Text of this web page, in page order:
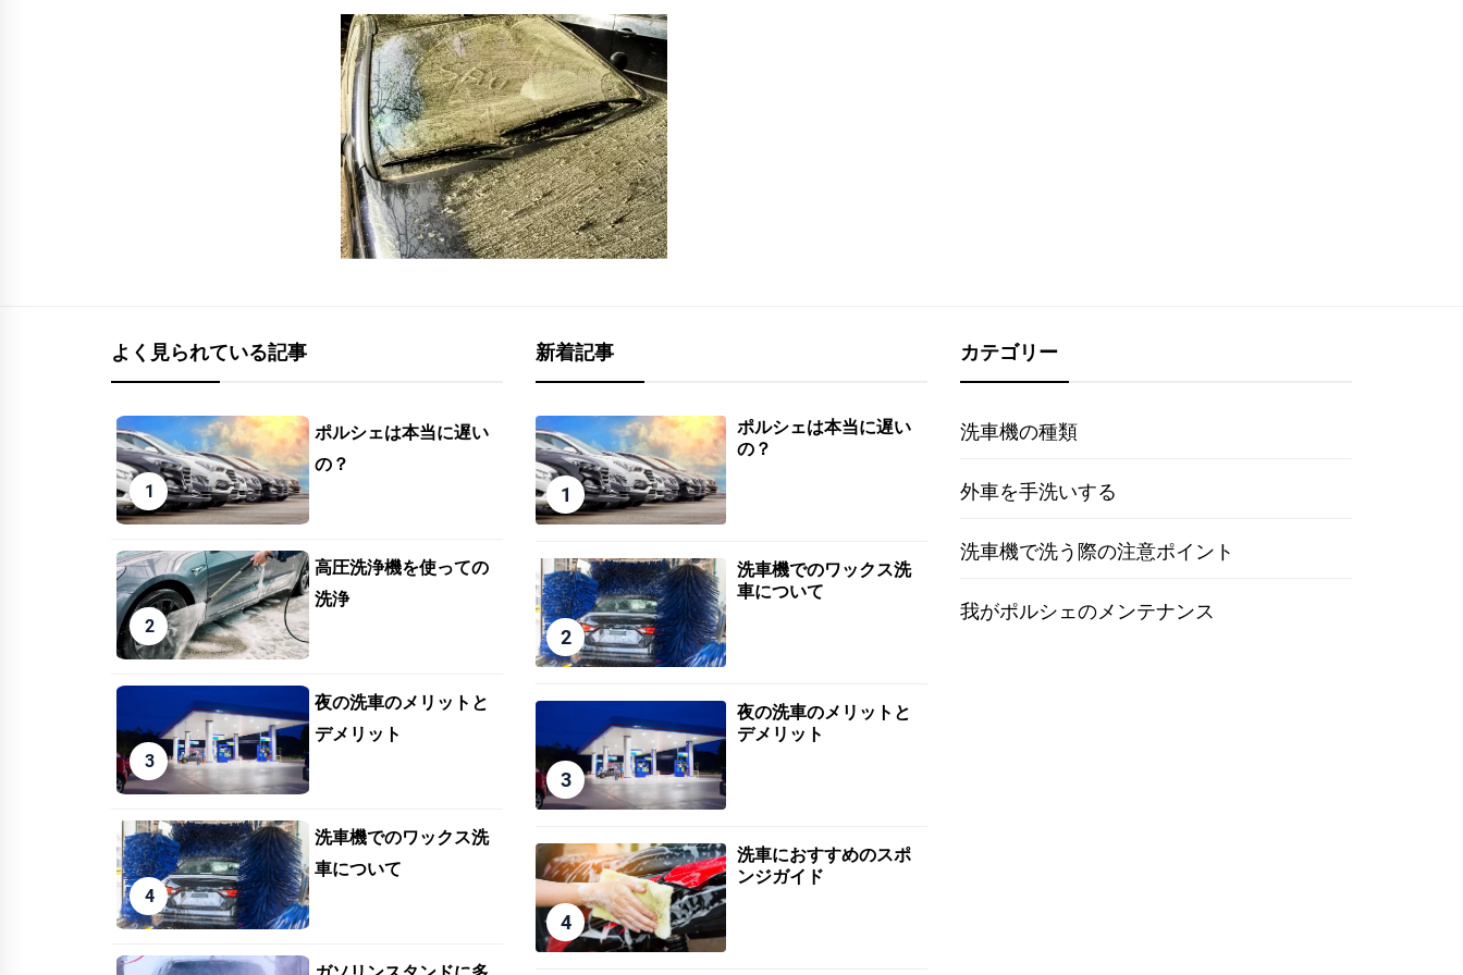
よく見られている記事
ポルシェは本当に遅い
の？
高圧洗浄機を使っての
洗浄
夜の洗車のメリットと
デメリット
洗車機でのワックス洗
車について
新着記事
1
ポルシェは本当に遅い
の？
2
洗車機でのワックス洗
車について
3
夜の洗車のメリットと
デメリット
4
洗車におすすめのスポ
ンジガイド
カテゴリー
洗車機の種類
外車を手洗いする
洗車機で洗う際の注意ポイント
我がポルシェのメンテナンス